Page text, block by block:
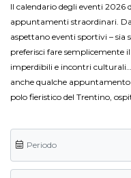
Il calendario degli eventi 2026
appuntamenti straordinari.
aspettano eventi sportivi – sia
preferisci fare semplicemente
imperdibili e incontri
anche qualche appuntamento
polo fieristico del Trentino,